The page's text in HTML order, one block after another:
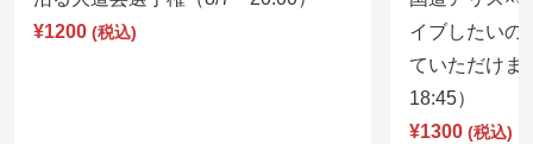
¥1200 (税込)
イブしたいの
ていただけ
18:45）
¥1300 (税込)